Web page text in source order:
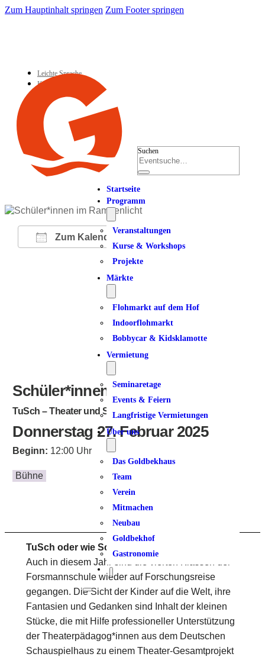
Zum Hauptinhalt springen Zum Footer springen
Leichte Sprache
Kontakt
Suchen
Startseite
Programm
Veranstaltungen
Kurse & Workshops
Projekte
Märkte
Flohmarkt auf dem Hof
Indoorflohmarkt
Bobbycar & Kidsklamotte
Vermietung
Seminaretage
Events & Feiern
Langfristige Vermietungen
Über uns
Das Goldbekhaus
Team
Verein
Mitmachen
Neubau
Goldbekhof
Gastronomie
Zum Kalender hinzufügen
ICS herunterladen
Google Kalender
iCalendarOffice 365
Schüler*innen im Rampenlicht
TuSch – Theater und Schule
Donnerstag 27. Februar 2025
Beginn: 12:00 Uhr
Bühne
TuSch oder wie Schüler*innen die Welt sehen.
Auch in diesem Jahr sind die vierten Klassen der
Forsmannschule wieder auf Forschungsreise
gegangen. Die Sicht der Kinder auf die Welt, ihre
Fantasien und Gedanken sind Inhalt der kleinen
Stücke, die mit Hilfe professioneller Unterstützung
der Theaterpädagog*innen aus dem Deutschen
Schauspielhaus zu einem Theater-Gesamtprojekt